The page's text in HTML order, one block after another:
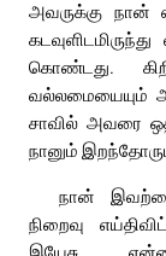
அவருக்கு நான்
கொண்டது.
வல்லமையையும்
சாவில் அவரை
நானும்
நான்
நிறைவு